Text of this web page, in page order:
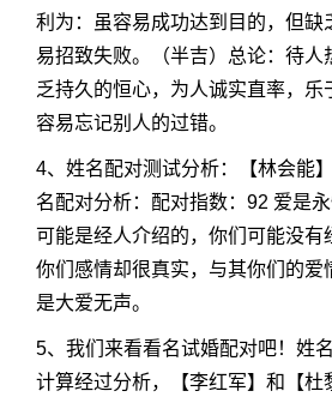
利为：虽容易成功达到目的，但缺
易招致失败。（半吉）总论：待人
乏持久的恒心，为人诚实直率，乐
容易忘记别人的过错。
4、姓名配对测试分析：【林会能
名配对分析：配对指数：92 爱是
可能是经人介绍的，你们可能没有
你们感情却很真实，与其你们的爱
是大爱无声。
5、我们来看看名试婚配对吧！姓
计算经过分析，【李红军】和【杜